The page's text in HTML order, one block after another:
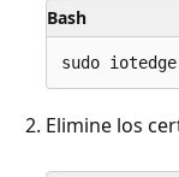
Bash
Elimine los